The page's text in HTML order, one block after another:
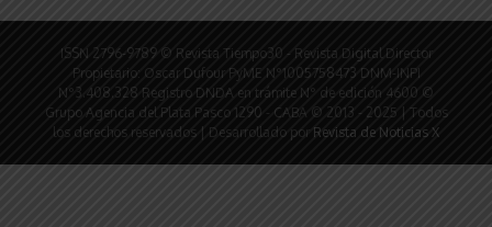
ISSN 2796-9789 © Revista Tiempo30 - Revista Digital Director
Propietario: Oscar Dufour PyME N°1005758473 DNM-INPI
N°3.408.328 Registro DNDA en trámite N° de edición 4600 ©
Grupo Agencia del Plata Pasco 1290 - CABA © 2013 - 2025 | Todos
los derechos reservados | Desarrollado por Revista de Noticias X